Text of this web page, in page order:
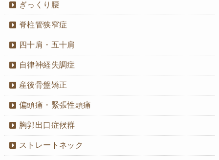
ぎっくり腰
脊柱管狭窄症
四十肩・五十肩
自律神経失調症
産後骨盤矯正
偏頭痛・緊張性頭痛
胸郭出口症候群
ストレートネック